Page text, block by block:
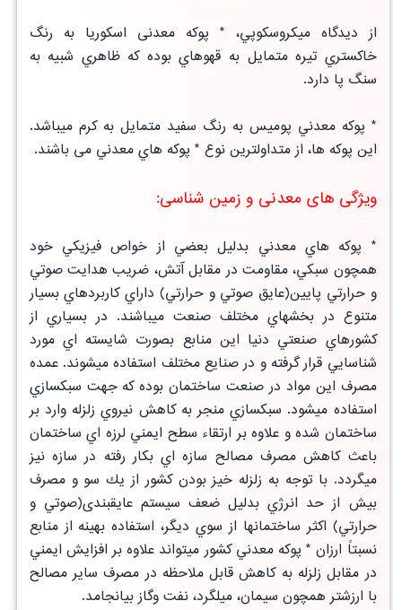
از ديدگاه میكروسكوپي، * پوكه معدنی اسكوريا به رنگ
خاكستري تيره متمايل به قهوهاي بوده كه ظاهري شبيه به
سنگ پا دارد.
* پوكه معدني پوميس به رنگ سفيد متمايل به كرم ميباشد.
اين پوکه ها، از متداولترين نوع * پوكه هاي معدني می باشند.
ویژگی های معدنی و زمین شناسی:
* پوكه هاي معدني بدليل بعضي از خواص فيزيكي خود
همچون سبكي، مقاومت در مقابل آتش، ضريب هدايت صوتي
و حرارتي پايين(عايق صوتي و حرارتي) داراي كاربردهاي بسيار
متنوع در بخشهاي مختلف صنعت ميباشند. در بسياري از
كشورهاي صنعتي دنيا اين منابع بصورت شايسته اي مورد
شناسايي قرار گرفته و در صنايع مختلف استفاده ميشوند. عمده
مصرف اين مواد در صنعت ساختمان بوده كه جهت سبكسازي
استفاده ميشود. سبكسازي منجر به كاهش نيروي زلزله وارد بر
ساختمان شده و علاوه بر ارتقاء سطح ايمني لرزه اي ساختمان
باعث كاهش مصرف مصالح سازه اي بكار رفته در سازه نيز
ميگردد. با توجه به زلزله خيز بودن كشور از يك سو و مصرف
بيش از حد انرژي بدليل ضعف سيستم عايقبندی(صوتي و
حرارتي) اكثر ساختمانها از سوي ديگر، استفاده بهينه از منابع
نسبتاً ارزان * پوكه معدني كشور ميتواند علاوه بر افزايش ايمني
در مقابل زلزله به كاهش قابل ملاحظه در مصرف ساير مصالح
با ارزشتر همچون سيمان، ميلگرد، نفت وگاز بيانجامد.